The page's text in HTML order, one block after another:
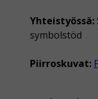
Yhteistyössä:
symbolstöd
Piirroskuvat: